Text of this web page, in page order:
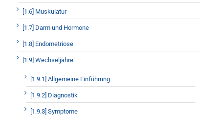
[1.6] Muskulatur
[1.7] Darm und Hormone
[1.8] Endometriose
[1.9] Wechseljahre
[1.9.1] Allgemeine Einführung
[1.9.2] Diagnostik
[1.9.3] Symptome